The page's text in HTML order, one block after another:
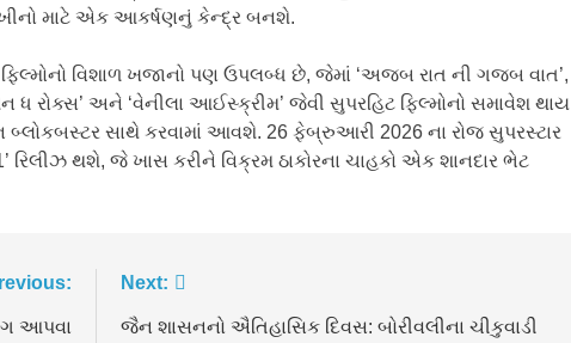
માટે એક આકર્ષણનું કેન્દ્ર બનશે.
વિશાળ ખજાનો પણ ઉપલબ્ધ છે, જેમાં ‘અજબ રાત ની ગજબ વાત’,
ઓન ધ રોક્સ’ અને ‘વેનીલા આઈસ્ક્રીમ’ જેવી સુપરહિટ ફિલ્મોનો સમાવેશ થાય
સાથે કરવામાં આવશે. 26 ફેબ્રુઆરી 2026 ના રોજ સુપરસ્ટાર
રિલીઝ થશે, જે ખાસ કરીને વિક્રમ ઠાકોરના ચાહકો એક શાનદાર ભેટ
આપવા
Next:
જૈન શાસનનો ઐતિહાસિક દિવસ: બોરીવલીના ચીકુવાડી